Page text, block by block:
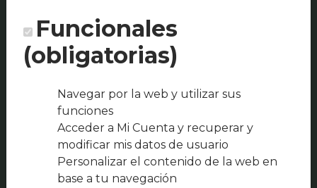
Funcionales
(obligatorias)
Navegar por la web y utilizar sus
funciones
Acceder a Mi Cuenta y recuperar y
modificar mis datos de usuario
Personalizar el contenido de la web en
base a tu navegación